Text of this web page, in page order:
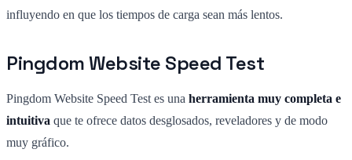
influyendo en que los tiempos de carga sean más lentos.
Pingdom Website Speed Test
Pingdom Website Speed Test es una herramienta muy completa e
intuitiva que te ofrece datos desglosados, reveladores y de modo
muy gráfico.